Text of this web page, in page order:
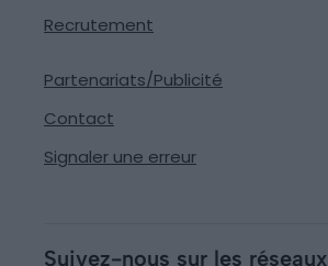
Recrutement
Partenariats/Publicité
Contact
Signaler une erreur
Suivez-nous sur les réseaux